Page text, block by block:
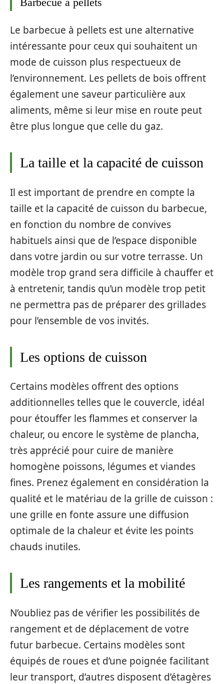
Le barbecue à pellets est une alternative
intéressante pour ceux qui souhaitent un
mode de cuisson plus respectueux de
l’environnement. Les pellets de bois offrent
également une saveur particulière aux
aliments, même si leur mise en route peut
être plus longue que celle du gaz.
La taille et la capacité de cuisson
Il est important de prendre en compte la
taille et la capacité de cuisson du barbecue,
en fonction du nombre de convives
habituels ainsi que de l’espace disponible
dans votre jardin ou sur votre terrasse. Un
modèle trop grand sera difficile à chauffer et
à entretenir, tandis qu’un modèle trop petit
ne permettra pas de préparer des grillades
pour l’ensemble de vos invités.
Les options de cuisson
Certains modèles offrent des options
additionnelles telles que le couvercle, idéal
pour étouffer les flammes et conserver la
chaleur, ou encore le système de plancha,
très apprécié pour cuire de manière
homogène poissons, légumes et viandes
fines. Prenez également en considération la
qualité et le matériau de la grille de cuisson :
une grille en fonte assure une diffusion
optimale de la chaleur et évite les points
chauds inutiles.
Les rangements et la mobilité
N’oubliez pas de vérifier les possibilités de
rangement et de déplacement de votre
futur barbecue. Certains modèles sont
équipés de roues et d’une poignée facilitant
leur transport, d’autres disposent d’étagères